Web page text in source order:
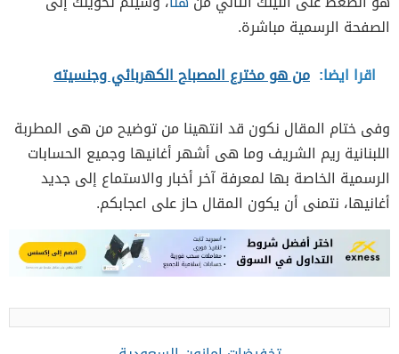
الصفحة الرسمية مباشرة.
اقرا ايضا: من هو مخترع المصباح الكهربائي وجنسيته
وفى ختام المقال نكون قد انتهينا من توضيح من هى المطربة
اللبنانية ريم الشريف وما هى أشهر أغانيها وجميع الحسابات
الرسمية الخاصة بها لمعرفة آخر أخبار والاستماع إلى جديد
أغانيها، نتمنى أن يكون المقال حاز على اعجابكم.